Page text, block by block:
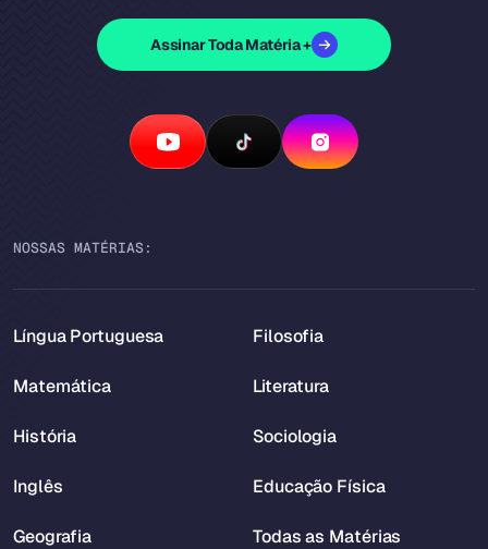
Assinar Toda Matéria +
NOSSAS MATÉRIAS:
Língua Portuguesa
Matemática
História
Inglês
Geografia
Filosofia
Literatura
Sociologia
Educação Física
Todas as Matérias